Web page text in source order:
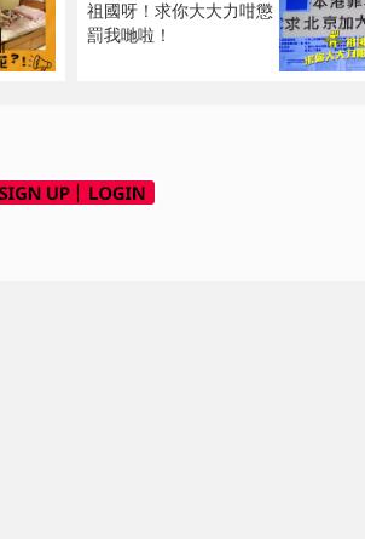
祖國呀！求你大大力咁懲
罰我哋啦！